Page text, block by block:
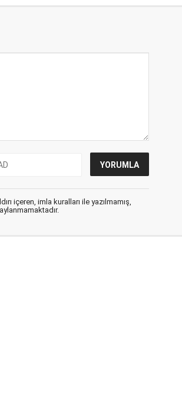
içeren, imla kuralları ile yazılmamış,